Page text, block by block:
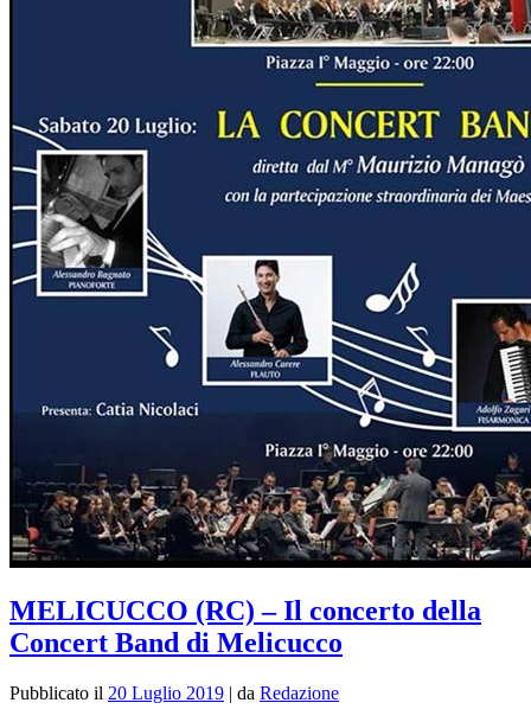
MELICUCCO (RC) – Il concerto della
Concert Band di Melicucco
Pubblicato il 20 Luglio 2019 | da Redazione